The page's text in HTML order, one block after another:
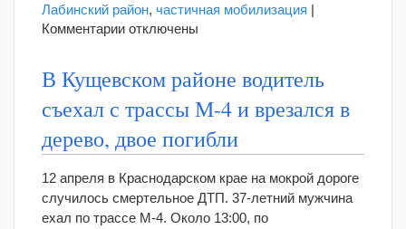
Лабинский район, частичная мобилизация |
Комментариик
власти
отчитались
мобилизации
и
госслужащих
отключены
В Кущевском районе водитель
съехал с трассы М-4 и врезался в
дерево, двое погибли
12 апреля в Краснодарском крае на мокрой дороге
случилось смертельное ДТП. 37-летний мужчина
ехал по трассе М-4. Около 13:00, по